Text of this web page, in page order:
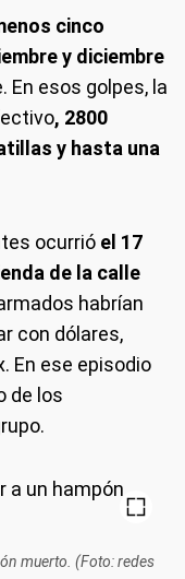
cinco
y diciembre
En esos golpes, la
, 2800
y hasta una
ocurrió el 17
de la calle
habrían
con dólares,
En ese episodio
de los
muerto. (Foto: redes